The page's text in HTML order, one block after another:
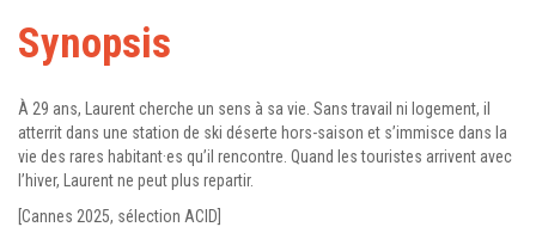
Synopsis
À 29 ans, Laurent cherche un sens à sa vie. Sans travail ni logement, il
atterrit dans une station de ski déserte hors-saison et s’immisce dans la
vie des rares habitant·es qu’il rencontre. Quand les touristes arrivent avec
l’hiver, Laurent ne peut plus repartir.
[Cannes 2025, sélection ACID]